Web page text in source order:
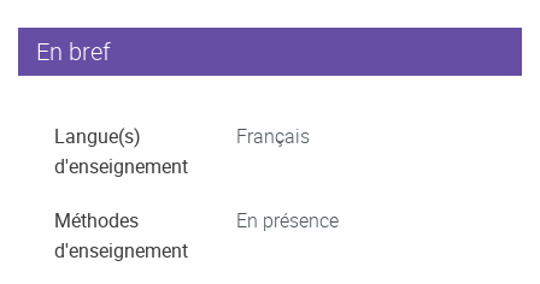
En bref
Langue(s)
d'enseignement
Français
Méthodes
d'enseignement
En présence